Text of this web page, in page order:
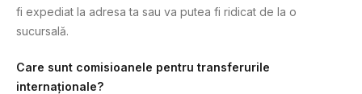
fi expediat la adresa ta sau va putea fi ridicat de la o
sucursală.
Care sunt comisioanele pentru transferurile
internaționale?